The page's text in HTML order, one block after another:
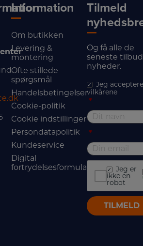
Information
Om butikken
Levering &
montering
Ofte stillede
spørgsmål
Handelsbetingelser
Cookie-politik
Cookie indstillinger
Persondatapolitik
Kundeservice
Digital
fortrydelsesformular
Tilmeld
Og få alle de
seneste
nyheder.
Jeg
vilkårene
*
*
Jeg er
ikke en
robot